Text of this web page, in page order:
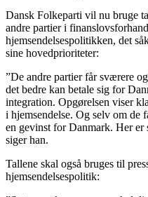
Dansk Folkeparti vil nu bruge
andre partier i
hjemsendelsespolitikken, det
sine hovedprioriteter:
”De andre partier får sværere
det bedre kan betale sig for
integration. Opgørelsen viser
i hjemsendelse. Og selv om de
en gevinst for Danmark. Her er
siger han.
Tallene skal også bruges til
hjemsendelsespolitik: